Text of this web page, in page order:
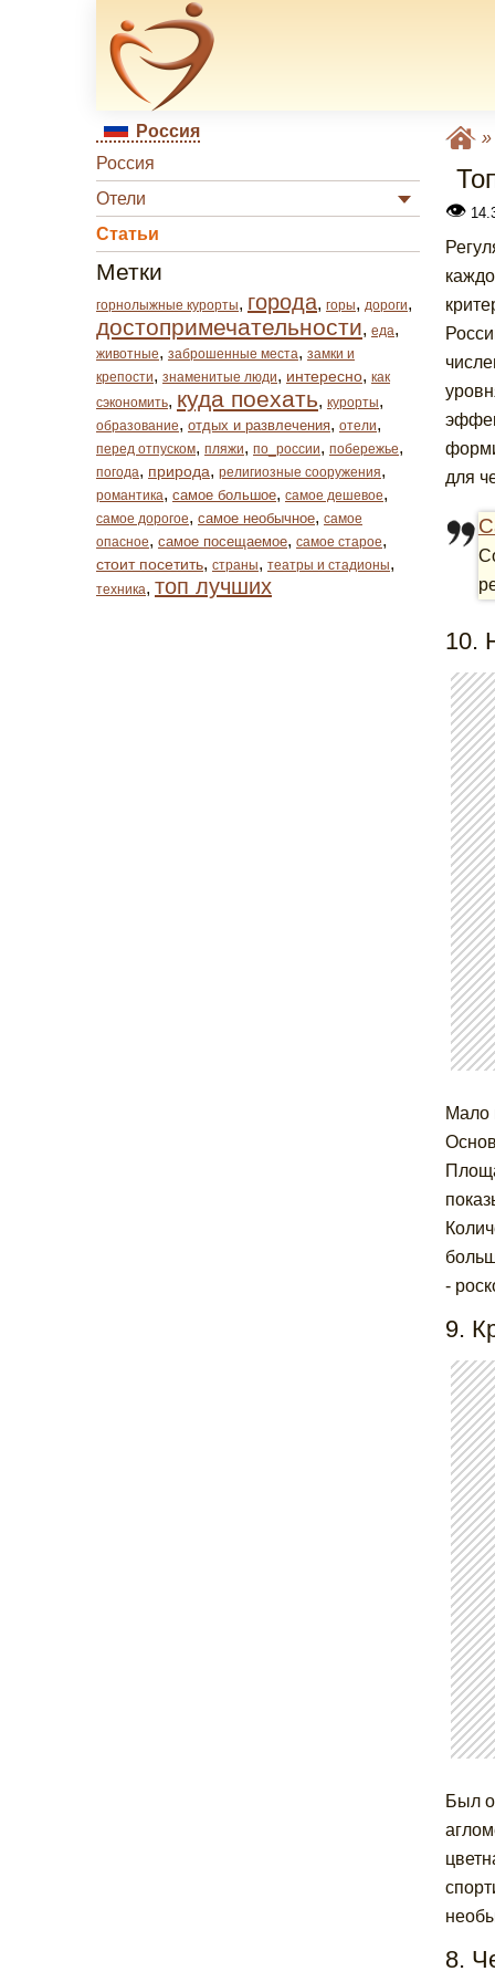
Россия
Россия
Отели
Статьи
Метки
горнолыжные курорты, города, горы, дороги,
достопримечательности, еда,
животные, заброшенные места, замки и
крепости, знаменитые люди, интересно, как
сэкономить, куда поехать, курорты,
образование, отдых и развлечения, отели,
перед отпуском, пляжи, по_россии, побережье,
погода, природа, религиозные сооружения,
романтика, самое большое, самое дешевое,
самое дорогое, самое необычное, самое
опасное, самое посещаемое, самое старое,
стоит посетить, страны, театры и стадионы,
техника, топ лучших
»
👁
для
10.
Мало
-
9.
Был
8.